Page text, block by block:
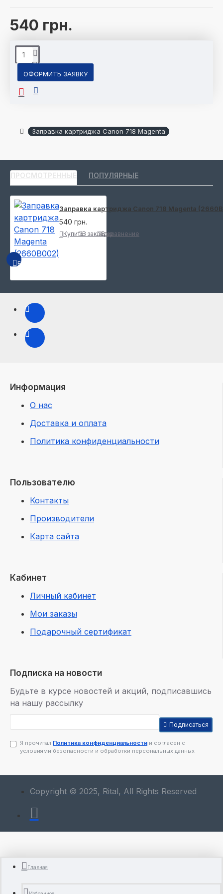
540 грн.
ОФОРМИТЬ ЗАЯВКУ
Заправка картриджа Canon 718 Magenta
ПРОСМОТРЕННЫЕ ПОПУЛЯРНЫЕ
БЫСТРЫЙ ПРОСМОТР
Заправка картриджа Canon 718 Magenta
540 грн.
КупитьВ закладкиВ сравнение
Информация
О нас
Доставка и оплата
Политика конфиденциальности
Пользователю
Контакты
Производители
Карта сайта
Кабинет
Личный кабинет
Мои заказы
Подарочный сертификат
Подписка на новости
Будьте в курсе новостей и акций, подписавшись
на нашу рассылку
Подписаться
Я прочитал Политика конфиденциальности и согласен с
условиями безопасности и обработки персональных данных
Copyright © 2025, Rital, All Rights Reserved
Главная